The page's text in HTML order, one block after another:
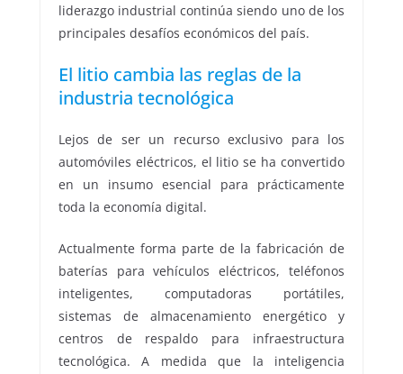
liderazgo industrial continúa siendo uno de los
principales desafíos económicos del país.
El litio cambia las reglas de la
industria tecnológica
Lejos de ser un recurso exclusivo para los
automóviles eléctricos, el litio se ha convertido
en un insumo esencial para prácticamente
toda la economía digital.
Actualmente forma parte de la fabricación de
baterías para vehículos eléctricos, teléfonos
inteligentes, computadoras portátiles,
sistemas de almacenamiento energético y
centros de respaldo para infraestructura
tecnológica. A medida que la inteligencia